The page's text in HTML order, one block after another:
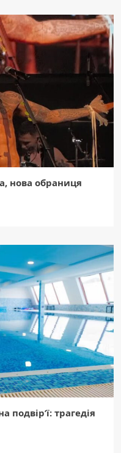
нова обраниця
подвір’ї: трагедія